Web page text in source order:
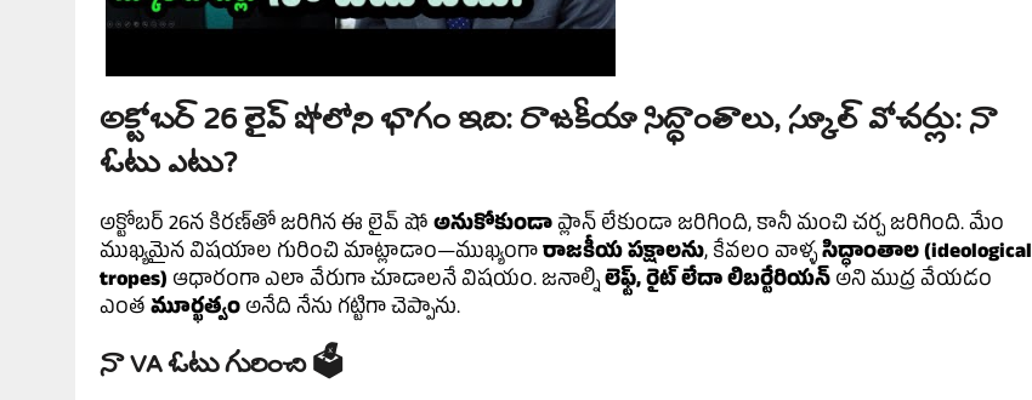
అక్టోబర్ 26 లైవ్ షోలోని భాగం ఇది: రాజకీయా సిద్ధాంతాలు, స్కూల్ వోచర్లు: నా
ఓటు ఎటు?
అక్టోబర్ 26న కిరణ్‌తో జరిగిన ఈ లైవ్ షో అనుకోకుండాప్లాన్ లేకుండా జరిగింది, కానీ మంచి చర్చ జరిగింది. మేం
ముఖ్యమైన విషయాల గురించి మాట్లాడాం—ముఖ్యంగారాజకీయ పక్షాలను, కేవలం వాళ్ళసిద్ధాంతాల (ideological
tropes) ఆధారంగా ఎలా వేరుగా చూడాలనే విషయం. జనాల్నిలెఫ్ట్, రైట్ లేదా లిబర్టేరియన్ అని ముద్ర వేయడం
ఎంత మూర్ఖత్వం అనేది నేను గట్టిగా చెప్పాను.
నా VA ఓటు గురించి 🗳️